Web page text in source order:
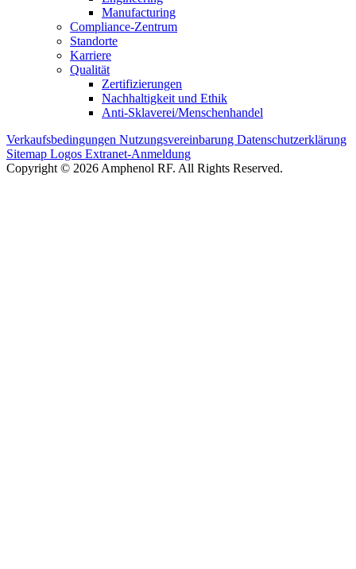
Manufacturing
Compliance-Zentrum
Standorte
Karriere
Qualität
Zertifizierungen
Nachhaltigkeit und Ethik
Anti-Sklaverei/Menschenhandel
Verkaufsbedingungen Nutzungsvereinbarung Datenschutzerklärung
Sitemap Logos Extranet-Anmeldung
Copyright © 2026 Amphenol RF. All Rights Reserved.